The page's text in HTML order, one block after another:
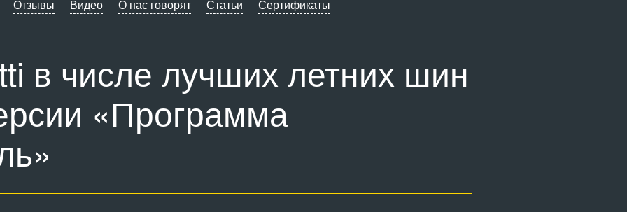
Отзывы Видео О нас говорят Статьи Сертификаты
в числе лучших летних шин
«Программа